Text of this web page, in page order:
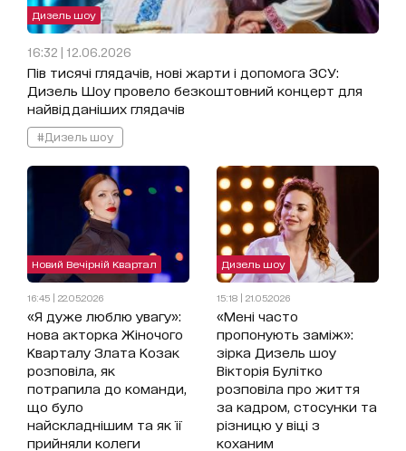
Дизель шоу
16:32 | 12.06.2026
Пів тисячі глядачів, нові жарти і допомога ЗСУ:
Дизель Шоу провело безкоштовний концерт для
найвідданіших глядачів
#Дизель шоу
Новий Вечірній Квартал
16:45 | 22.05.2026
«Я дуже люблю увагу»:
нова акторка Жіночого
Кварталу Злата Козак
розповіла, як
потрапила до команди,
що було
найскладнішим та як її
прийняли колеги
Дизель шоу
15:18 | 21.05.2026
«Мені часто
пропонують заміж»:
зірка Дизель шоу
Вікторія Булітко
розповіла про життя
за кадром, стосунки та
різницю у віці з
коханим